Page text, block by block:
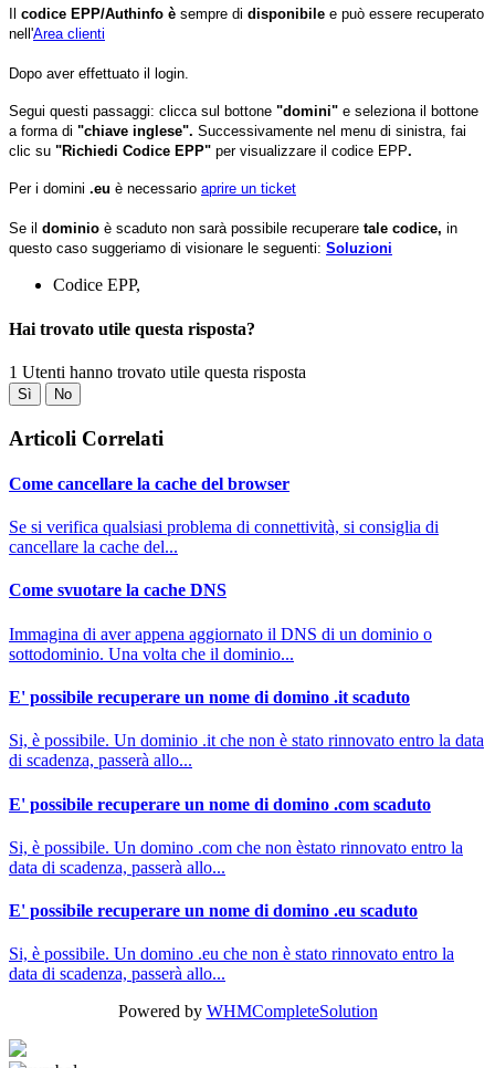
codice EPP/Authinfo è sempre di disponibile e può essere recuperato
nell'Area clienti
Dopo aver effettuato il login.
Segui questi passaggi: clicca sul bottone "domini" e seleziona il bottone
a forma di "chiave inglese". Successivamente nel menu di sinistra, fai
clic su "Richiedi Codice EPP" per visualizzare il codice EPP.
Per i domini .eu è necessario aprire un ticket
Se il dominio è scaduto non sarà possibile recuperare tale codice, in
questo caso suggeriamo di visionare le seguenti: Soluzioni
Codice EPP,
Hai trovato utile questa risposta?
1 Utenti hanno trovato utile questa risposta
Sì No
Articoli Correlati
Come cancellare la cache del browser
Se si verifica qualsiasi problema di connettività, si consiglia di
cancellare la cache del...
Come svuotare la cache DNS
Immagina di aver appena aggiornato il DNS di un dominio o
sottodominio. Una volta che il dominio...
E' possibile recuperare un nome di domino .it scaduto
Si, è possibile. Un dominio .it che non è stato rinnovato entro la data
di scadenza, passerà allo...
E' possibile recuperare un nome di domino .com scaduto
Si, è possibile. Un domino .com che non èstato rinnovato entro la
data di scadenza, passerà allo...
E' possibile recuperare un nome di domino .eu scaduto
Si, è possibile. Un domino .eu che non è stato rinnovato entro la
data di scadenza, passerà allo...
Powered by WHMCompleteSolution